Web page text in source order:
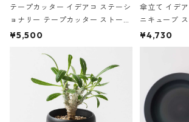
テープカッター イデアコ ステーシ
ョナリー テープカッター ストーン
サンドカラー 石調 ideaco Station
¥5,500
傘立て イデ
ニキューブ
石調 ideaco
E ストーン
¥4,730